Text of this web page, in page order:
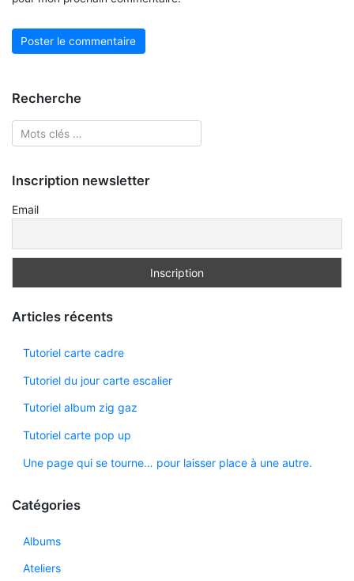
Recherche
Inscription newsletter
Email
Articles récents
Tutoriel carte cadre
Tutoriel du jour carte escalier
Tutoriel album zig gaz
Tutoriel carte pop up
Une page qui se tourne… pour laisser place à une autre.
Catégories
Albums
Ateliers